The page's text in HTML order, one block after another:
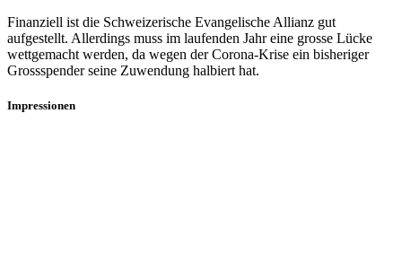
Finanziell ist die Schweizerische Evangelische Allianz gut
aufgestellt. Allerdings muss im laufenden Jahr eine grosse Lücke
wettgemacht werden, da wegen der Corona-Krise ein bisheriger
Grossspender seine Zuwendung halbiert hat.
Impressionen